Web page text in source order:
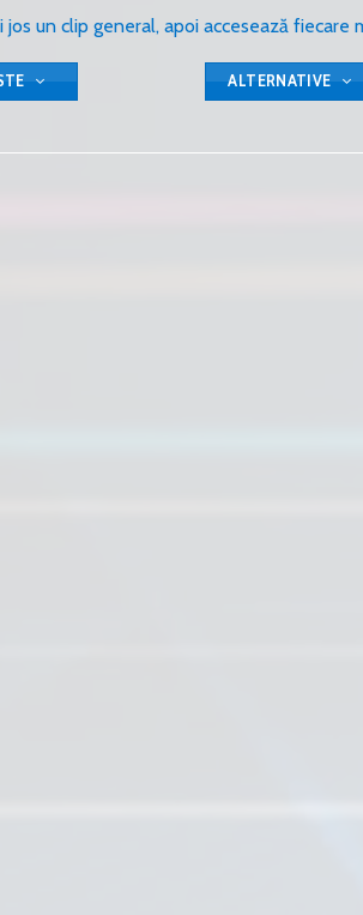
jos un clip general, apoi accesează
ALTERNATIVE